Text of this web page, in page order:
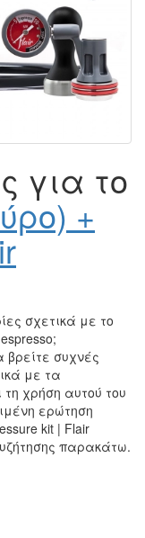
για το
+
σχετικά με το
βρείτε συχνές
με τα
χρήση αυτού του
ερώτηση
kit | Flair
παρακάτω.